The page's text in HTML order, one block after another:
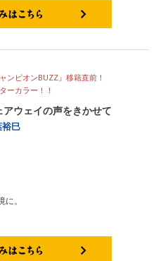
ャンピオンBUZZ』移籍直前！
ーカラー！！
アウェイの声をきかせて
巳
。